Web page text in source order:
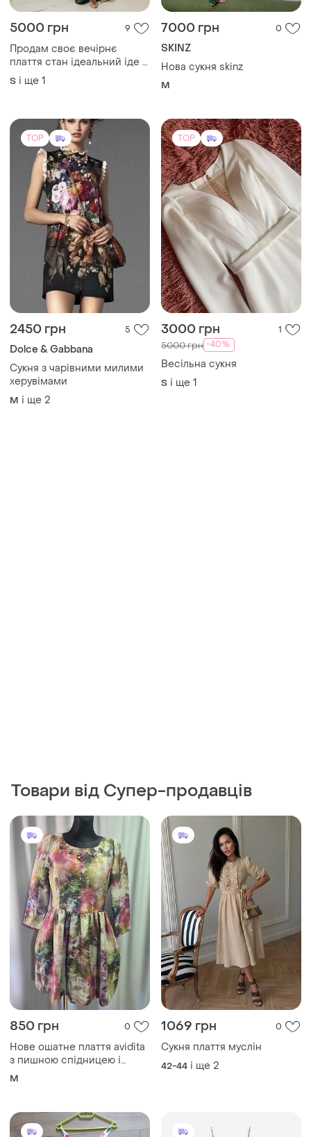
5000 грн 9
Продам своє вечірнє
плаття стан ідеальний іде з
корсетом які підкреслює
фігуру продаю за пів ціни
S і ще 1
7000 грн 0
SKINZ
Нова сукня skinz
M
TOP
2450 грн 5
Dolce & Gabbana
Сукня з чарівними милими
херувімами
M і ще 2
TOP
3000 грн 1
5000 грн -40%
Весільна сукня
S і ще 1
Товари від Супер-продавців
850 грн 0
Нове ошатне плаття avidita
з пишною спідницею і
кристалами
M
1069 грн 0
Сукня плаття муслін
42-44 і ще 2